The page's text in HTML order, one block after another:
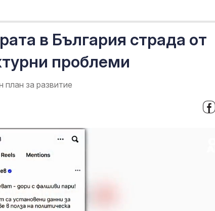
в България страда от
проблеми
план за развитие